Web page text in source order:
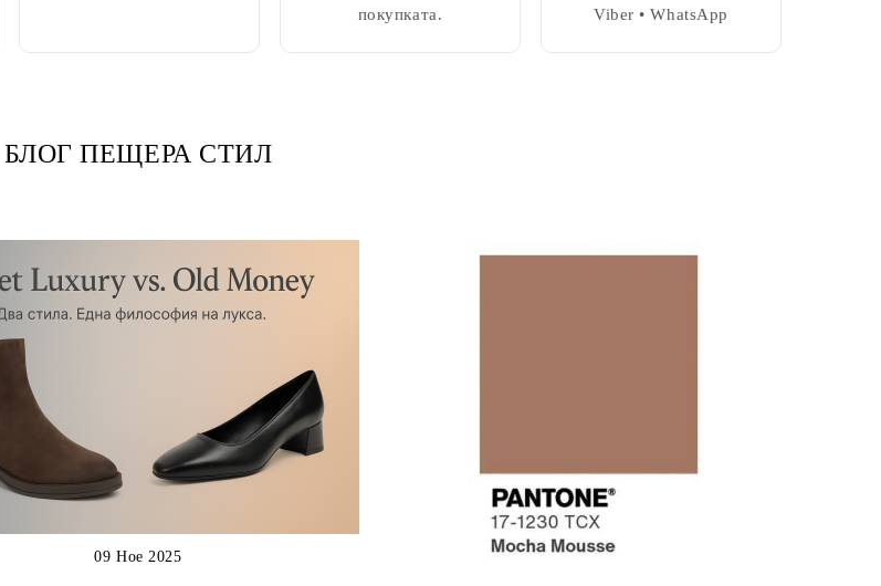
покупката.
Viber • WhatsApp
БЛОГ ПЕЩЕРА СТИЛ
09 Ное 2025